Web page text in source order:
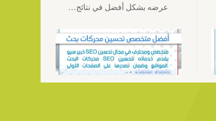
عرضه بشكل أفضل في نتائج…